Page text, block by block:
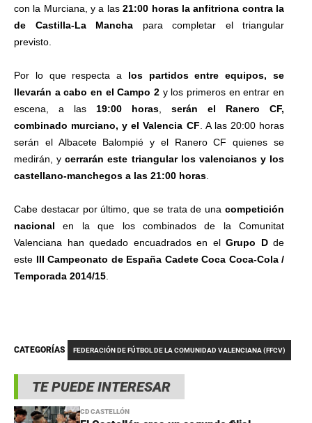
TE PUEDE INTERESAR
CD CASTELLÓN
con la Murciana, y a las21:00 horas la anfitriona contra la
de Castilla-La Mancha para completar el triangular
previsto.
Por lo que respecta a los partidos entre equipos, se
llevarán a cabo en el Campo 2 y los primeros en entrar en
escena, a las 19:00 horas
serán el Ranero CF,
combinado murciano, y el Valencia CF . A las 20:00 horas
serán el Albacete Balompié y el Ranero CF quienes se
medirán, y cerrarán este triangular los valencianos y los
castellano-manchegos a las 21:00 horas
Cabe destacar por último, que se trata de una competición
nacionalen la que los combinados de la Comunitat
Valenciana han quedado encuadrados en elGrupo D de
este III Campeonato de España Cadete Coca Coca-Cola /
Temporada 2014/15
CATEGORÍAS FEDERACIÓN DE FÚTBOL DE LA COMUNIDAD VALENCIANA (FFCV)